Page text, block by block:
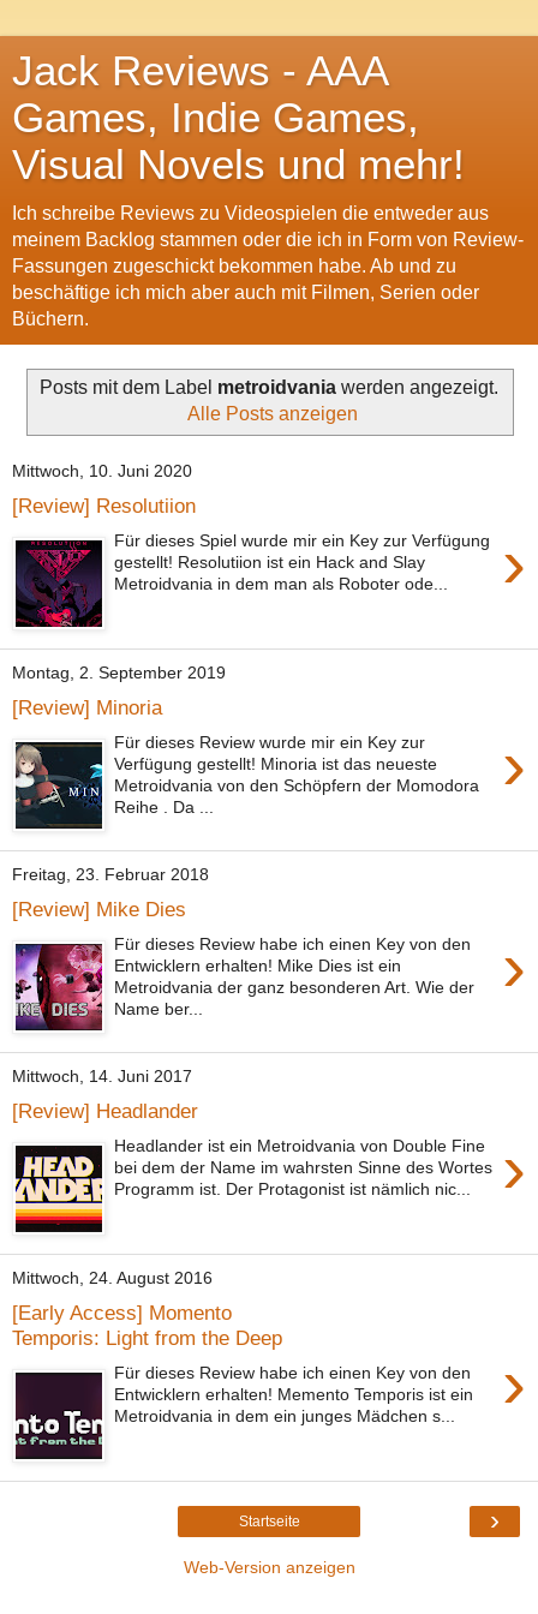
Jack Reviews - AAA
Games, Indie Games,
Visual Novels und mehr!
Ich schreibe Reviews zu Videospielen die entweder aus
meinem Backlog stammen oder die ich in Form von Review-
Fassungen zugeschickt bekommen habe. Ab und zu
beschäftige ich mich aber auch mit Filmen, Serien oder
Büchern.
Posts mit dem Label metroidvania werden angezeigt.
Alle Posts anzeigen
Mittwoch, 10. Juni 2020
[Review] Resolutiion
›
Für dieses Spiel wurde mir ein Key zur Verfügung
gestellt! Resolutiion ist ein Hack and Slay
Metroidvania in dem man als Roboter ode...
Montag, 2. September 2019
[Review] Minoria
›
Für dieses Review wurde mir ein Key zur
Verfügung gestellt! Minoria ist das neueste
Metroidvania von den Schöpfern der Momodora
Reihe . Da ...
Freitag, 23. Februar 2018
[Review] Mike Dies
›
Für dieses Review habe ich einen Key von den
Entwicklern erhalten! Mike Dies ist ein
Metroidvania der ganz besonderen Art. Wie der
Name ber...
Mittwoch, 14. Juni 2017
[Review] Headlander
›
Headlander ist ein Metroidvania von Double Fine
bei dem der Name im wahrsten Sinne des Wortes
Programm ist. Der Protagonist ist nämlich nic...
Mittwoch, 24. August 2016
[Early Access] Momento
Temporis: Light from the Deep
›
Für dieses Review habe ich einen Key von den
Entwicklern erhalten! Memento Temporis ist ein
Metroidvania in dem ein junges Mädchen s...
›
Startseite
Web-Version anzeigen